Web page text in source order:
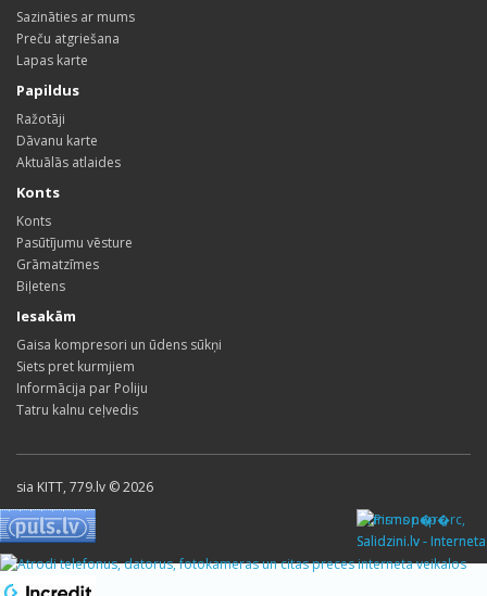
Sazināties ar mums
Preču atgriešana
Lapas karte
Papildus
Ražotāji
Dāvanu karte
Aktuālās atlaides
Konts
Konts
Pasūtījumu vēsture
Grāmatzīmes
Biļetens
Iesakām
Gaisa kompresori un ūdens sūkņi
Siets pret kurmjiem
Informācija par Poliju
Tatru kalnu ceļvedis
sia KITT, 779.lv © 2026
Pirms nop�rc,
Salidzini.lv - Interneta
veikali, Kuponi, OCTA